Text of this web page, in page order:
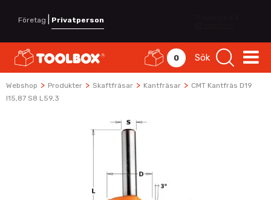
Företag Privatperson
0 Sök
Webshop > Produkter > Skaftfräsar > Kantfräsar > CMT Kantfräs D19
I15,87 S8 L59,3